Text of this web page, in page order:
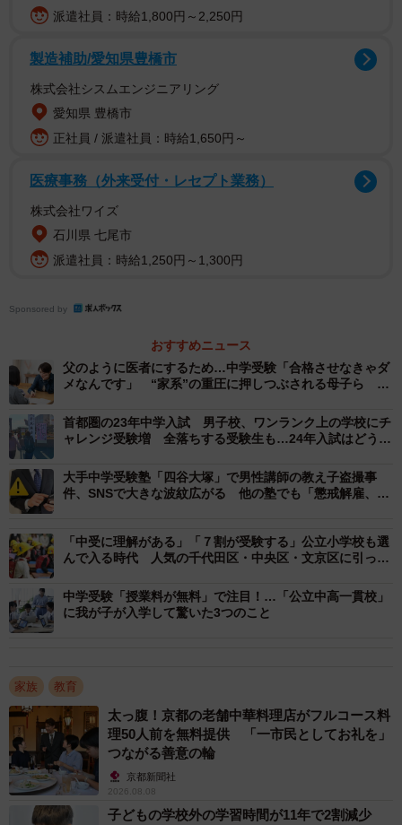
子どもの受験を決めた時期（提供画像）
調査によると、「子どもの受験を決めた時期」について
は、「受験の1～2年前」（38.4%）、「受験前1年未満」
（29.3%）、「受験の3～4年前」（20.9%）など、約7割が
2年前には受験を決めていること分かりました。
らは、「将来的な進学、就職の優位性を考えて」（30
代）、「将来職業選択するときに選べる幅を増やしたいか
ら」（40代）といった声が寄せられています。
受験に向けて、学習のために利用しているもの／学費以外に教育にかけ
ている月の費用（提供画像）
続けて、「子どもの受験に向けて、学習のために利用して
いるもの」を複数回答で答えてもらったところ、「塾」
（52.6%）、「通信教育」（20.7%）、「予備校」
（15.9%）、「家庭教師（オフライン）」（10.5%）といっ
派遣社員：時給1,800円～2,250円
製造補助/愛知県豊橋市
株式会社シスムエンジニアリング
愛知県 豊橋市
正社員 / 派遣社員：時給1,650円～
医療事務（外来受付・レセプト業務）
株式会社ワイズ
石川県 七尾市
派遣社員：時給1,250円～1,300円
Sponsored by
おすすめニュース
父のように医者にするため…中学受験「合格させなきゃダ
メなんです」 “家系”の重圧に押しつぶされる母子ら 大
首都圏の23年中学入試 男子校、ワンランク上の学校にチ
ャレンジ受験増 全落ちする受験生も…24年入試はどうな
大手中学受験塾「四谷大塚」で男性講師の教え子盗撮事
件、SNSで大きな波紋広がる 他の塾でも「懲戒解雇、逮
「中受に理解がある」「７割が受験する」公立小学校も選
んで入る時代 人気の千代田区・中央区・文京区に引っ越
中学受験「授業料が無料」で注目！…「公立中高一貫校」
に我が子が入学して驚いた3つのこと
家族 教育
太っ腹！京都の老舗中華料理店がフルコース料
理50人前を無料提供 「一市民としてお礼を」
つながる善意の輪
京都新聞社
2026.08.08
子どもの学校外の学習時間が11年で2割減少